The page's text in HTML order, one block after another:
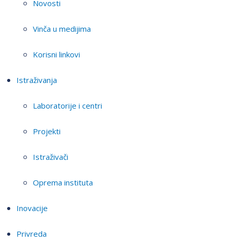
Novosti
Vinča u medijima
Korisni linkovi
Istraživanja
Laboratorije i centri
Projekti
Istraživači
Oprema instituta
Inovacije
Privreda